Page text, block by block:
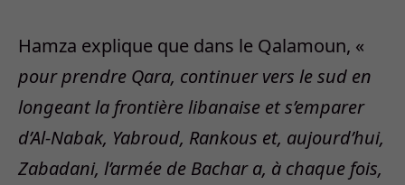
Hamza explique que dans le Qalamoun, «
pour prendre Qara, continuer vers le sud en
longeant la frontière libanaise et s’emparer
d’Al-Nabak, Yabroud, Rankous et, aujourd’hui,
Zabadani, l’armée de Bachar a, à chaque fois,